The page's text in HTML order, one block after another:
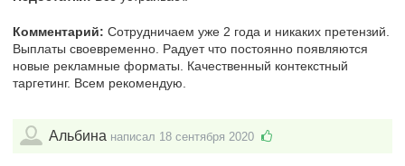
Комментарий: Сотрудничаем уже 2 года и никаких претензий.
Выплаты своевременно. Радует что постоянно появляются
новые рекламные форматы. Качественный контекстный
таргетинг. Всем рекомендую.
Альбина написал 18 сентября 2020